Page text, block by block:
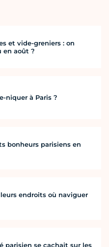
et vide-greniers : on
en août ?
niquer à Paris ?
bonheurs parisiens en
endroits où naviguer
parisien se cachait sur les